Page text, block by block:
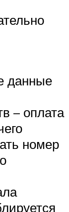
данные
– оплата
номер